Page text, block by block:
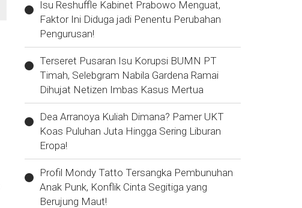
Isu Reshuffle Kabinet Prabowo Menguat,
Faktor Ini Diduga jadi Penentu Perubahan
Pengurusan!
Terseret Pusaran Isu Korupsi BUMN PT
Timah, Selebgram Nabila Gardena Ramai
Dihujat Netizen Imbas Kasus Mertua
Dea Arranoya Kuliah Dimana? Pamer UKT
Koas Puluhan Juta Hingga Sering Liburan
Eropa!
Profil Mondy Tatto Tersangka Pembunuhan
Anak Punk, Konflik Cinta Segitiga yang
Berujung Maut!